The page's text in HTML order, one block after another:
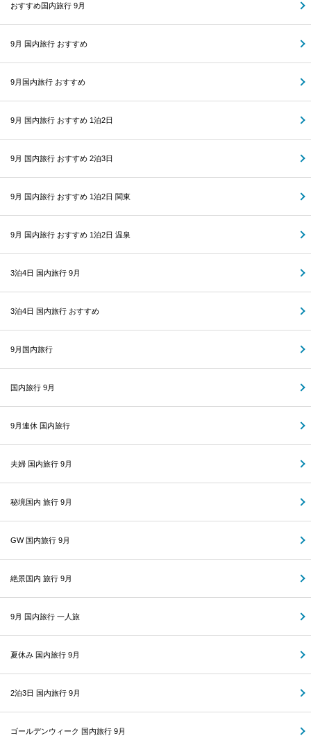
おすすめ国内旅行 9月
9月 国内旅行 おすすめ
9月国内旅行 おすすめ
9月 国内旅行 おすすめ 1泊2日
9月 国内旅行 おすすめ 2泊3日
9月 国内旅行 おすすめ 1泊2日 関東
9月 国内旅行 おすすめ 1泊2日 温泉
3泊4日 国内旅行 9月
3泊4日 国内旅行 おすすめ
9月国内旅行
国内旅行 9月
9月連休 国内旅行
夫婦 国内旅行 9月
秘境国内 旅行 9月
GW 国内旅行 9月
絶景国内 旅行 9月
9月 国内旅行 一人旅
夏休み 国内旅行 9月
2泊3日 国内旅行 9月
ゴールデンウィーク 国内旅行 9月